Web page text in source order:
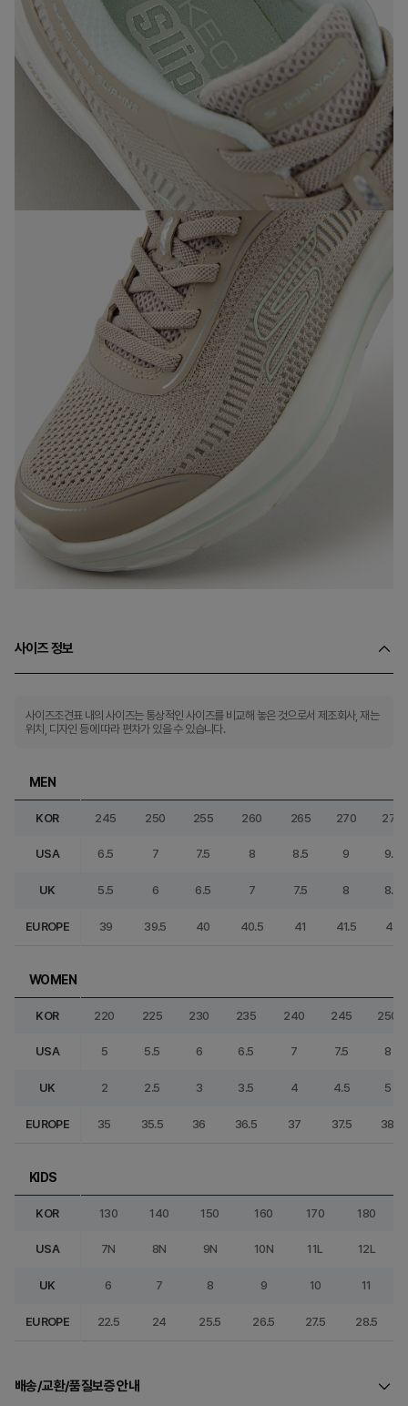
사이즈 정보
사이즈조견표 내의 사이즈는 통상적인 사이즈를 비교해 놓은 것으로서 제조회사, 재는
위치, 디자인 등에 따라 편차가 있을 수 있습니다.
MEN
KOR 245 250 255 260 265 270 275
USA 6.5 7 7.5 8 8.5 9 9.5
UK 5.5 6 6.5 7 7.5 8 8.5
EUROPE 39 39.5 40 40.5 41 41.5 42
WOMEN
KOR 220 225 230 235 240 245 250
USA 5 5.5 6 6.5 7 7.5 8
UK 2 2.5 3 3.5 4 4.5 5
EUROPE 35 35.5 36 36.5 37 37.5 38
KIDS
KOR 130 140 150 160 170 180
USA 7N 8N 9N 10N 11L 12L
UK 6 7 8 9 10 11
EUROPE 22.5 24 25.5 26.5 27.5 28.5
배송/교환/품질보증 안내